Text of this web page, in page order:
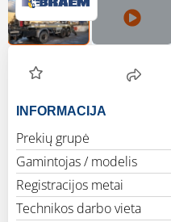
INFORMACIJA
Prekių grupė
Gamintojas / modelis
Registracijos metai
Technikos darbo vieta